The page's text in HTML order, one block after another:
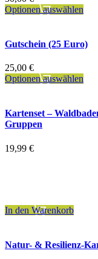
Optionen auswählen
Gutschein (25 Euro)
25,00 €
Optionen auswählen
Kartenset –
Gruppen
19,99 €
In den Warenkorb
Natur- & Resilienz-